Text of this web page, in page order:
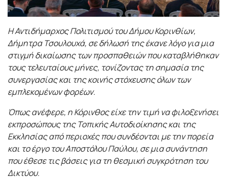
Η Αντιδήμαρχος Πολιτισμού του Δήμου Κορινθίων,
Δήμητρα Τσουλουχά, σε δήλωσή της έκανε λόγο για μια
στιγμή δικαίωσης των προσπαθειών που καταβλήθηκαν
τους τελευταίους μήνες, τονίζοντας τη σημασία της
συνεργασίας και της κοινής στόχευσης όλων των
εμπλεκομένων φορέων.
Όπως ανέφερε, η Κόρινθος είχε την τιμή να φιλοξενήσει
εκπροσώπους της Τοπικής Αυτοδιοίκησης και της
Εκκλησίας από περιοχές που συνδέονται με την πορεία
και το έργο του Αποστόλου Παύλου, σε μια συνάντηση
που έθεσε τις βάσεις για τη θεσμική συγκρότηση του
Δικτύου.